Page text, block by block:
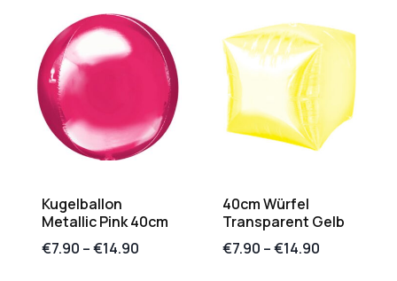
Kugelballon
Metallic Pink 40cm
€7.90 –€14.90
40cm Würfel
Transparent Gelb
€7.90 –€14.90